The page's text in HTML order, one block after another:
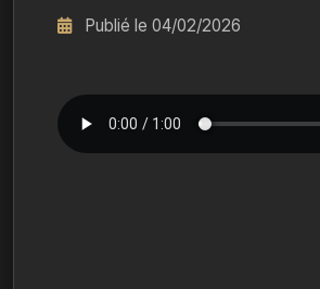
Publié le 04/02/2026